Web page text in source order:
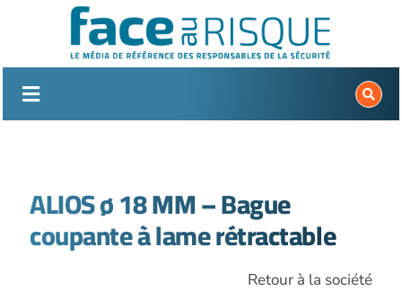
ALIOS ø 18 MM – Bague
coupante à lame rétractable
Retour à la société